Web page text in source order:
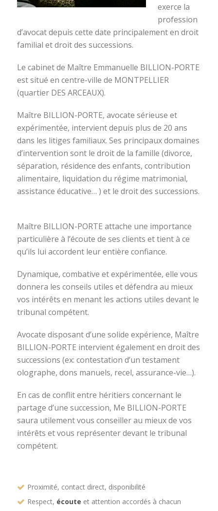
exerce la
profession
d’avocat depuis cette date principalement en droit
familial et droit des successions.
Le cabinet de Maître Emmanuelle BILLION-PORTE
est situé en centre-ville de MONTPELLIER
(quartier DES ARCEAUX).
Maître BILLION-PORTE, avocate sérieuse et
expérimentée, intervient depuis plus de 20 ans
dans les litiges familiaux. Ses principaux domaines
d’intervention sont le droit de la famille (divorce,
séparation, résidence des enfants, contribution
alimentaire, liquidation du régime matrimonial,
assistance éducative… ) et le droit des successions.
Maître BILLION-PORTE attache une importance
particulière à l’écoute de ses clients et tient à ce
qu’ils lui accordent leur entière confiance.
Dynamique, combative et expérimentée, elle vous
donnera les conseils utiles et défendra au mieux
vos intérêts en menant les actions utiles devant le
tribunal compétent.
Avocate disposant d’une solide expérience, Maître
BILLION-PORTE intervient également en droit des
successions (ex: contestation d’un testament
olographe, dons manuels, recel, assurance-vie…).
En cas de conflit entre héritiers concernant le
partage d’une succession, Me BILLION-PORTE
saura utilement vous conseiller au mieux de vos
intérêts et vous représenter devant le tribunal
compétent.
Proximité, contact direct, disponibilité
Respect, écoute et attention accordés à chacun